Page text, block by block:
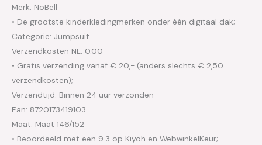
Merk: NoBell
• De grootste kinderkledingmerken onder één digitaal dak;
Categorie: Jumpsuit
Verzendkosten NL: 0.00
• Gratis verzending vanaf € 20,- (anders slechts € 2,50
verzendkosten);
Verzendtijd: Binnen 24 uur verzonden
Ean: 8720173419103
Maat: Maat 146/152
• Beoordeeld met een 9.3 op Kiyoh en WebwinkelKeur;